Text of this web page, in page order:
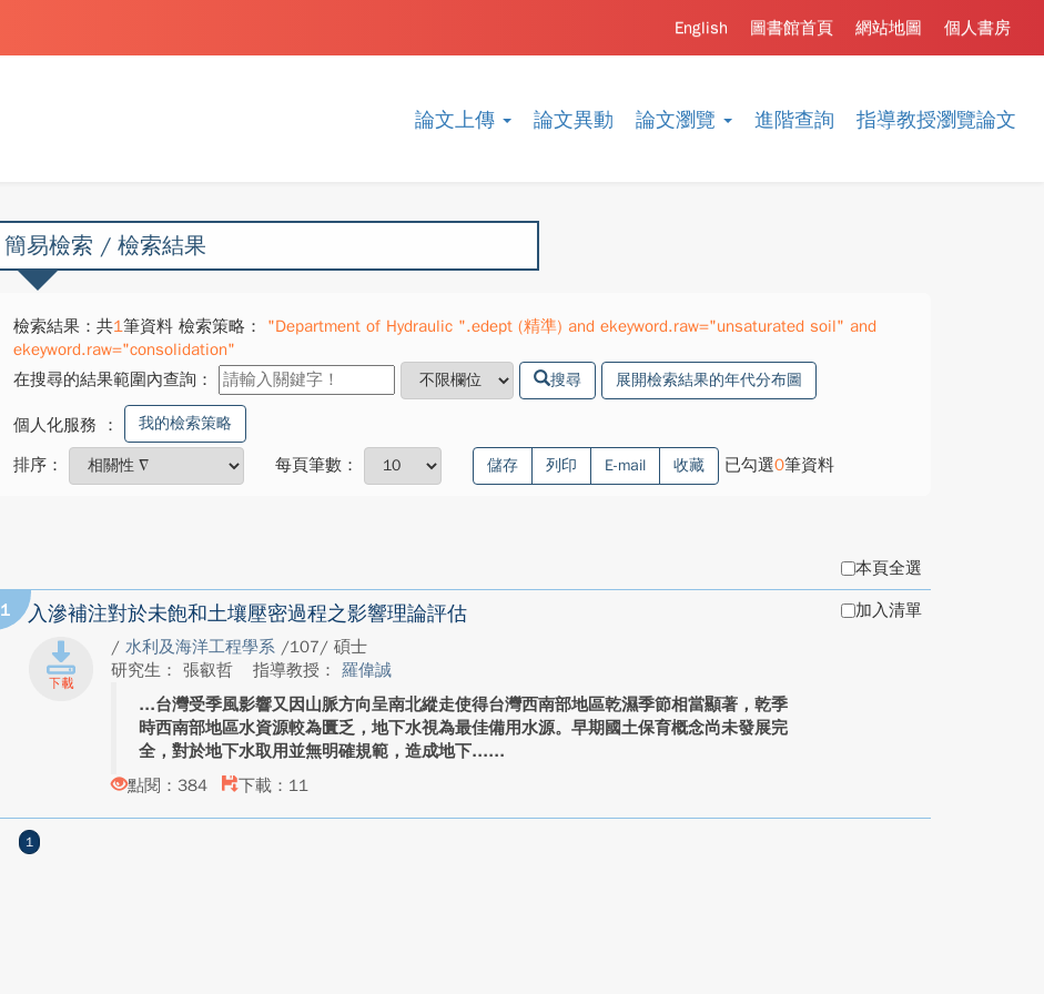
論文上傳 論文異動 論文瀏覽 進階查詢 指導教授瀏覽論文
個人書房
網站地圖
圖書館首頁
English
簡易檢索 / 檢索結果
檢索結果：共1筆資料 檢索策略：
"Department of Hydraulic ".edept (精準) and ekeyword.raw="unsaturated soil" and
ekeyword.raw="consolidation"
在搜尋的結果範圍內查詢：
搜尋 展開檢索結果的年代分布圖
個人化服務 ： 我的檢索策略
排序： 每頁筆數： 儲存 列印 E-mail 收藏 已勾選0筆資料
本頁全選
1 入滲補注對於未飽和土壤壓密過程之影響理論評估
/ 水利及海洋工程學系 /107/ 碩士
研究生： 張叡哲
指導教授： 羅偉誠
台灣受季風影響又因山脈方向呈南北縱走使得台灣西南部地區乾濕季節相當顯著，乾季
時西南部地區水資源較為匱乏，地下水視為最佳備用水源。早期國土保育概念尚未發展完
全，對於地下水取用並無明確規範，造成地下...
點閱：384
下載：11
加入清單
1